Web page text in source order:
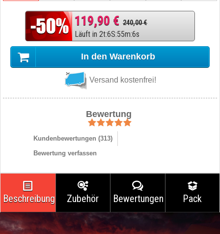
119,90 € 240,00 €
Läuft in 2t:6S:55m:5s
In den Warenkorb
Versand kostenfrei!
Bewertung
Kundenbewertungen (313)
Bewertung verfassen
Beschreibung Zubehör Bewertungen Pack